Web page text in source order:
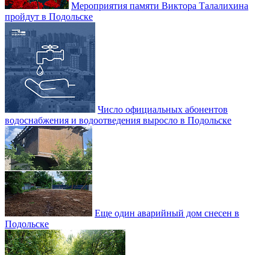
Мероприятия памяти Виктора Талалихина
пройдут в Подольске
Число официальных абонентов
водоснабжения и водоотведения выросло в Подольске
Еще один аварийный дом снесен в
Подольске